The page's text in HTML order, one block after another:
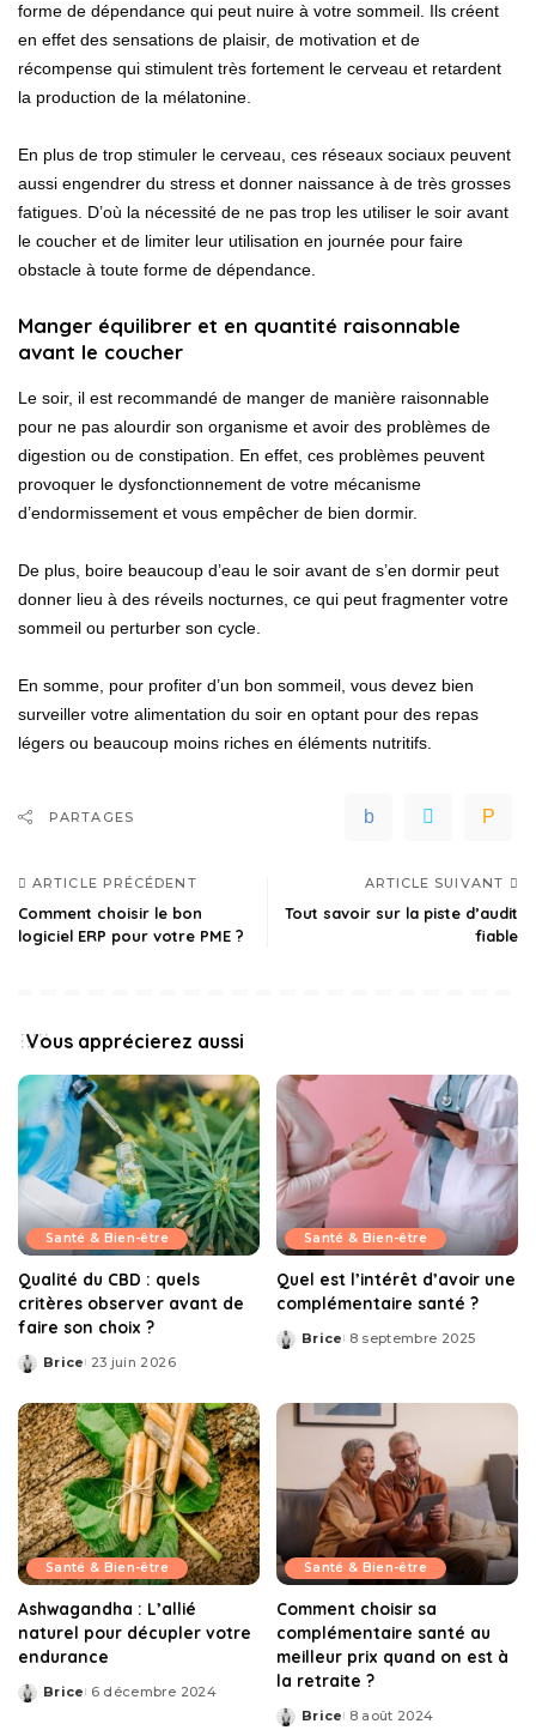
forme de dépendance qui peut nuire à votre sommeil. Ils créent
en effet des sensations de plaisir, de motivation et de
récompense qui stimulent très fortement le cerveau et retardent
la production de la mélatonine.
En plus de trop stimuler le cerveau, ces réseaux sociaux peuvent
aussi engendrer du stress et donner naissance à de très grosses
fatigues. D’où la nécessité de ne pas trop les utiliser le soir avant
le coucher et de limiter leur utilisation en journée pour faire
obstacle à toute forme de dépendance.
Manger équilibrer et en quantité raisonnable
avant le coucher
Le soir, il est recommandé de manger de manière raisonnable
pour ne pas alourdir son organisme et avoir des problèmes de
digestion ou de constipation. En effet, ces problèmes peuvent
provoquer le dysfonctionnement de votre mécanisme
d’endormissement et vous empêcher de bien dormir.
De plus, boire beaucoup d’eau le soir avant de s’en dormir peut
donner lieu à des réveils nocturnes, ce qui peut fragmenter votre
sommeil ou perturber son cycle.
En somme, pour profiter d’un bon sommeil, vous devez bien
surveiller votre alimentation du soir en optant pour des repas
légers ou beaucoup moins riches en éléments nutritifs.
PARTAGES
ARTICLE PRÉCÉDENT
Comment choisir le bon
logiciel ERP pour votre PME ?
ARTICLE SUIVANT
Tout savoir sur la piste d’audit
fiable
Vous apprécierez aussi
Santé & Bien-être
Qualité du CBD : quels
critères observer avant de
faire son choix ?
Posted
Brice 23 juin 2026
Santé & Bien-être
Quel est l’intérêt d’avoir une
complémentaire santé ?
Posted
Brice 8 septembre 2025
Santé & Bien-être
Ashwagandha : L’allié
naturel pour décupler votre
endurance
Posted
Brice 6 décembre 2024
Santé & Bien-être
Comment choisir sa
complémentaire santé au
meilleur prix quand on est à
la retraite ?
Posted
Brice 8 août 2024